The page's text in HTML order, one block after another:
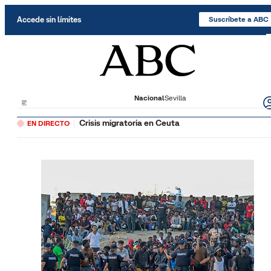
Accede sin límites Suscríbete a ABC
NacionalSevilla
EN DIRECTO Crisis migratoria en Ceuta